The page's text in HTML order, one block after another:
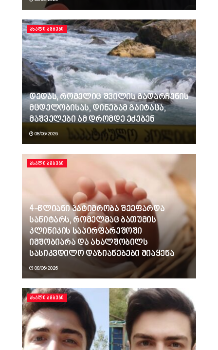
ᲐᲮᲐᲚᲘ ᲐᲛᲑᲔᲑᲘ
დედას, რომელიც შვილის გადარჩენის
მცდელობისას, დინებამ გაიტაცა,
მაშველები ამ დრომდე ეძებენ
08/06/2026
ᲐᲮᲐᲚᲘ ᲐᲛᲑᲔᲑᲘ
4-წლიანი პატიმრობა შეეფარდა
სანიტარს, რომელმაც ბათუმის
კლინიკის საპირფარეშოში
იმშობიარა და ახალშობილს
სასიკვდილო დაზიანებები მიაყენა
08/06/2026
ᲐᲮᲐᲚᲘ ᲐᲛᲑᲔᲑᲘ